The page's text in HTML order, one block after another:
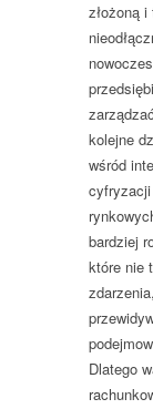
złożoną
kolejne
wśród
bardziej
które nie
Dlatego